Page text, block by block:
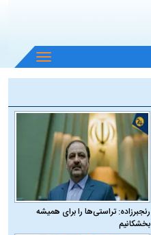
باز
و
منو
رنجبرزاده: تراستی‌ها را برای همیشه
بخشکانیم